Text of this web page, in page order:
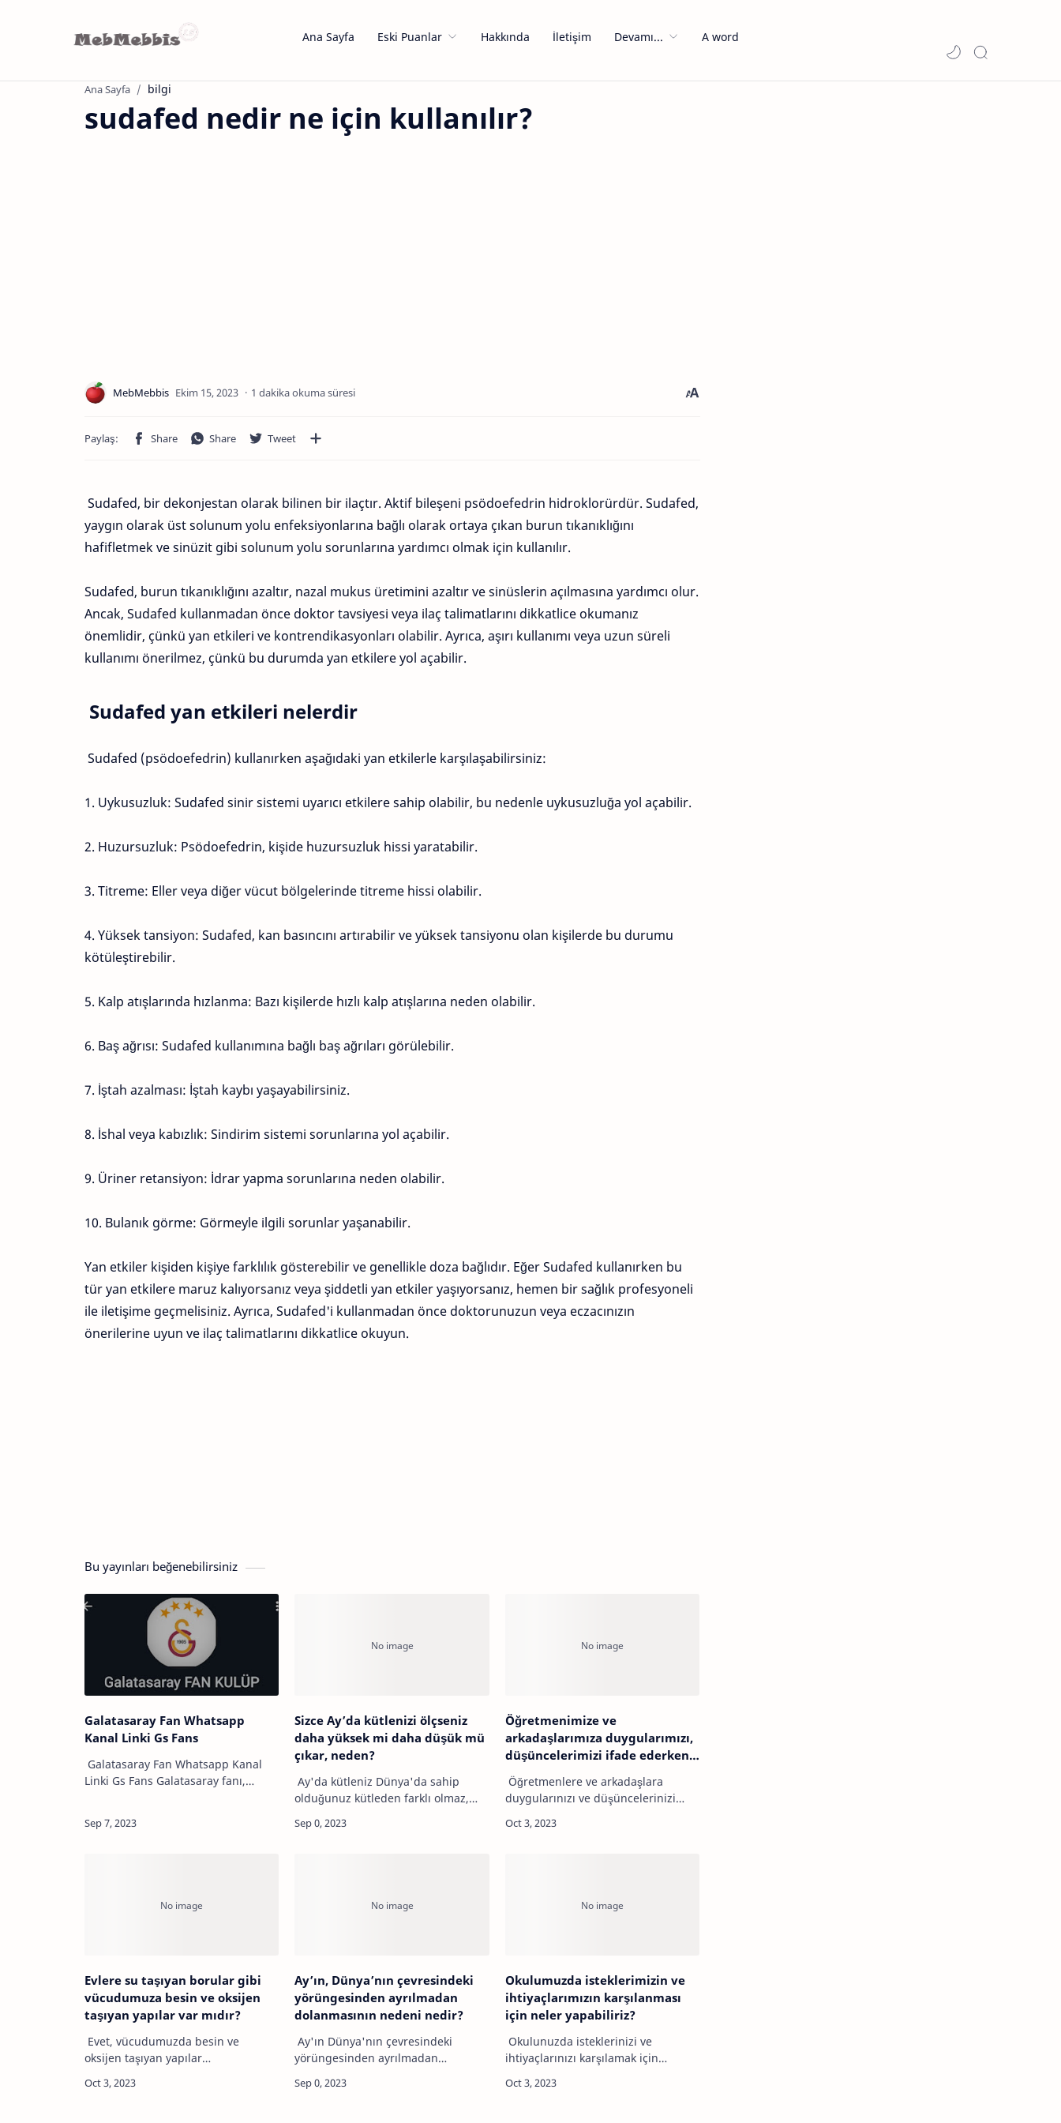
Ana Sayfa Eski Puanlar Hakkında İletişim Devamı... A word
Ana Sayfa bilgi
sudafed nedir ne için kullanılır?
1 dakika okuma süresi
Sudafed, bir dekonjestan olarak bilinen bir ilaçtır. Aktif bileşeni psödoefedrin hidroklorürdür. Sudafed,
yaygın olarak üst solunum yolu enfeksiyonlarına bağlı olarak ortaya çıkan burun tıkanıklığını
hafifletmek ve sinüzit gibi solunum yolu sorunlarına yardımcı olmak için kullanılır.
Sudafed, burun tıkanıklığını azaltır, nazal mukus üretimini azaltır ve sinüslerin açılmasına yardımcı olur.
Ancak, Sudafed kullanmadan önce doktor tavsiyesi veya ilaç talimatlarını dikkatlice okumanız
önemlidir, çünkü yan etkileri ve kontrendikasyonları olabilir. Ayrıca, aşırı kullanımı veya uzun süreli
kullanımı önerilmez, çünkü bu durumda yan etkilere yol açabilir.
Sudafed yan etkileri nelerdir
Sudafed (psödoefedrin) kullanırken aşağıdaki yan etkilerle karşılaşabilirsiniz:
1. Uykusuzluk: Sudafed sinir sistemi uyarıcı etkilere sahip olabilir, bu nedenle uykusuzluğa yol açabilir.
2. Huzursuzluk: Psödoefedrin, kişide huzursuzluk hissi yaratabilir.
3. Titreme: Eller veya diğer vücut bölgelerinde titreme hissi olabilir.
4. Yüksek tansiyon: Sudafed, kan basıncını artırabilir ve yüksek tansiyonu olan kişilerde bu durumu
kötüleştirebilir.
5. Kalp atışlarında hızlanma: Bazı kişilerde hızlı kalp atışlarına neden olabilir.
6. Baş ağrısı: Sudafed kullanımına bağlı baş ağrıları görülebilir.
7. İştah azalması: İştah kaybı yaşayabilirsiniz.
8. İshal veya kabızlık: Sindirim sistemi sorunlarına yol açabilir.
9. Üriner retansiyon: İdrar yapma sorunlarına neden olabilir.
10. Bulanık görme: Görmeyle ilgili sorunlar yaşanabilir.
Yan etkiler kişiden kişiye farklılık gösterebilir ve genellikle doza bağlıdır. Eğer Sudafed kullanırken bu
tür yan etkilere maruz kalıyorsanız veya şiddetli yan etkiler yaşıyorsanız, hemen bir sağlık profesyoneli
ile iletişime geçmelisiniz. Ayrıca, Sudafed'i kullanmadan önce doktorunuzun veya eczacınızın
önerilerine uyun ve ilaç talimatlarını dikkatlice okuyun.
Bu yayınları beğenebilirsiniz
Galatasaray Fan Whatsapp
Kanal Linki Gs Fans
Galatasaray Fan Whatsapp Kanal
Linki Gs Fans Galatasaray fanı,
çeşitli spor branşlarında faaliyet
Sizce Ay’da kütlenizi ölçseniz
daha yüksek mi daha düşük mü
çıkar, neden?
Ay'da kütleniz Dünya'da sahip
olduğunuz kütleden farklı olmaz,
madde miktarını temsil eder ve
Öğretmenimize ve
arkadaşlarımıza duygularımızı,
düşüncelerimizi ifade ederken
nelere dikkat etmeliyiz?
Öğretmenlere ve arkadaşlara
duygularınızı ve düşüncelerinizi
dikkat etmek faydalı olabilir:1. Saygı
Evlere su taşıyan borular gibi
vücudumuza besin ve oksijen
taşıyan yapılar var mıdır?
Evet, vücudumuzda besin ve
oksijen taşıyan yapılar
görevi üstlenen ana yapıdır.
Ay’ın, Dünya’nın çevresindeki
yörüngesinden ayrılmadan
dolanmasının nedeni nedir?
Ay'ın Dünya'nın çevresindeki
yörüngesinden ayrılmadan
etkisidir. Bu yörüngeyi koruyan ana
Okulumuzda isteklerimizin ve
ihtiyaçlarımızın karşılanması
için neler yapabiliriz?
Okulunuzda isteklerinizi ve
ihtiyaçlarınızı karşılamak için
düşünebilirsiniz:1. Öğrenci